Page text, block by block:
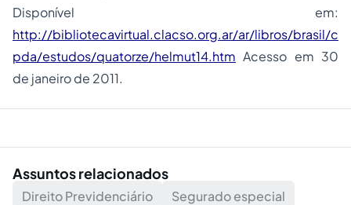
Disponível em:
http://bibliotecavirtual.clacso.org.ar/ar/libros/brasil/c
pda/estudos/quatorze/helmut14.htm Acesso em 30
de janeiro de 2011.
Assuntos relacionados
Direito Previdenciário Segurado especial